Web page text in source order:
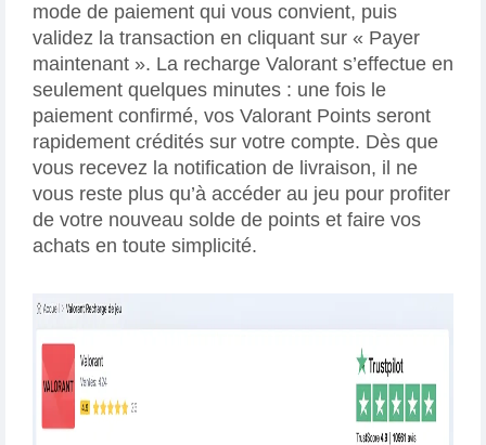
mode de paiement qui vous convient, puis
validez la transaction en cliquant sur « Payer
maintenant ». La recharge Valorant s’effectue en
seulement quelques minutes : une fois le
paiement confirmé, vos Valorant Points seront
rapidement crédités sur votre compte. Dès que
vous recevez la notification de livraison, il ne
vous reste plus qu’à accéder au jeu pour profiter
de votre nouveau solde de points et faire vos
achats en toute simplicité.